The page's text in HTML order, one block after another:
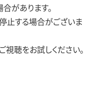
があります。
止する場合がございま
聴をお試しください。